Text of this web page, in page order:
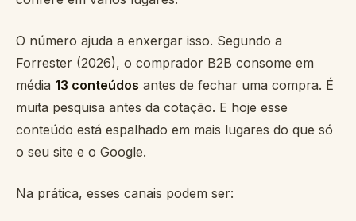
O número ajuda a enxergar isso. Segundo a
Forrester (2026), o comprador B2B consome em
média 13 conteúdos antes de fechar uma compra. É
muita pesquisa antes da cotação. E hoje esse
conteúdo está espalhado em mais lugares do que só
o seu site e o Google.
Na prática, esses canais podem ser: